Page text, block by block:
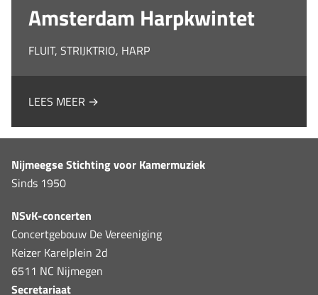
Amsterdam Harpkwintet
FLUIT, STRIJKTRIO, HARP
LEES MEER →
Nijmeegse Stichting voor Kamermuziek
Sinds 1950
NSvK-concerten
Concertgebouw De Vereeniging
Keizer Karelplein 2d
6511 NC Nijmegen
Secretariaat